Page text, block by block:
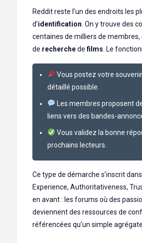
Reddit reste l’un des endroits les
d’identification . On y trouve des
centaines de milliers de
de recherchede films . Le
Vous postez votre
détaillé possible.
Les membres proposent
liens vers des bandes-
Vous validez la bonne
prochains lecteurs.
Ce type de démarche s’inscrit
Experience, Authoritativeness,
en avant : les forums où des
deviennent des ressources de
référencées qu’un simple